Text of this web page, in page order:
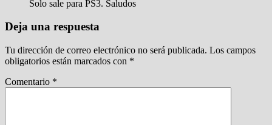
Solo sale para PS3. Saludos
Deja una respuesta
Tu dirección de correo electrónico no será publicada. Los campos
obligatorios están marcados con *
Comentario *